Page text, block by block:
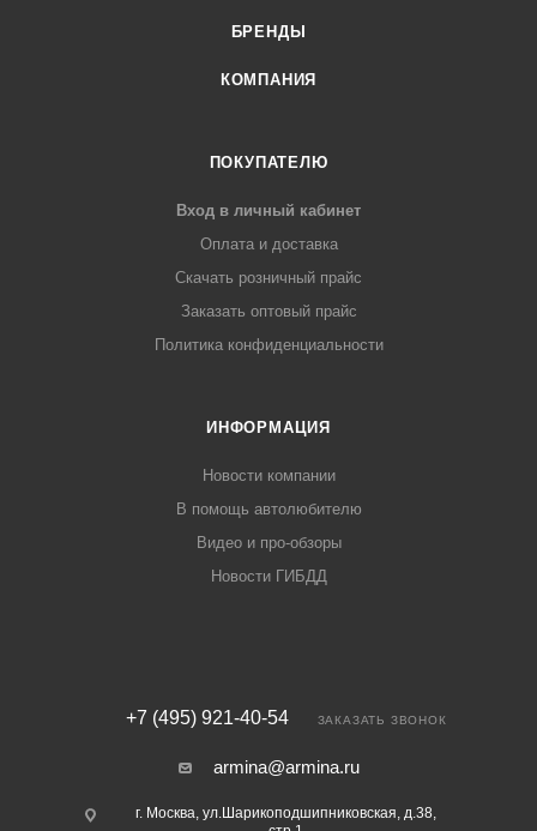
БРЕНДЫ
КОМПАНИЯ
ПОКУПАТЕЛЮ
Вход в личный кабинет
Оплата и доставка
Скачать розничный прайс
Заказать оптовый прайс
Политика конфиденциальности
ИНФОРМАЦИЯ
Новости компании
В помощь автолюбителю
Видео и про-обзоры
Новости ГИБДД
+7 (495) 921-40-54 ЗАКАЗАТЬ ЗВОНОК
armina@armina.ru
г. Москва, ул.Шарикоподшипниковская, д.38,